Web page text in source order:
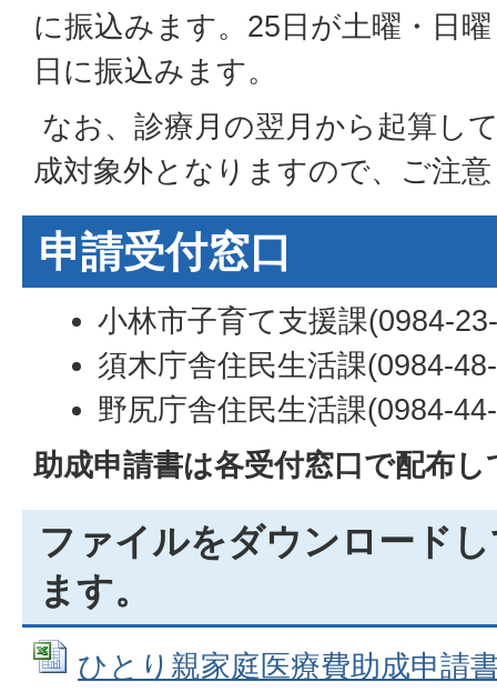
に振込みます。25日が土曜・日
日に振込みます。
なお、診療月の翌月から起算し
成対象外となりますので、ご注
申請受付窓口
小林市子育て支援課(0984-
須木庁舎住民生活課(0984-
野尻庁舎住民生活課(0984-
助成申請書は各受付窓口で配布
ファイルをダウンロード
ます。
ひとり親家庭医療費助成申請